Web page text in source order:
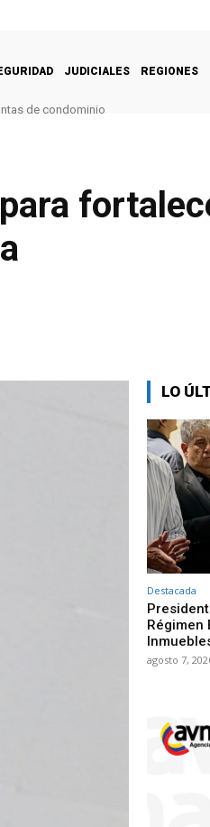
JUDICIALES REGIONES
de condominio
LO
Destacada
Régimen
agosto 7,